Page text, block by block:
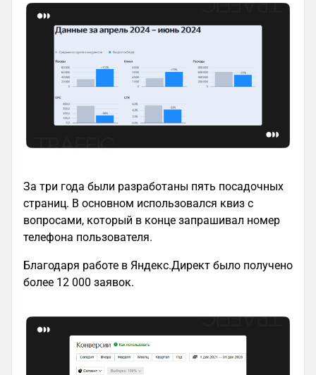
За три года были разработаны пять посадочных
страниц. В основном использовался квиз с
вопросами, который в конце запрашивал номер
телефона пользователя.
Благодаря работе в Яндекс.Директ было получено
более 12 000 заявок.